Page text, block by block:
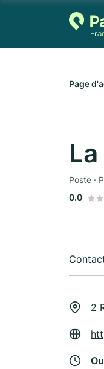
Page
Poste ·
0.0
2